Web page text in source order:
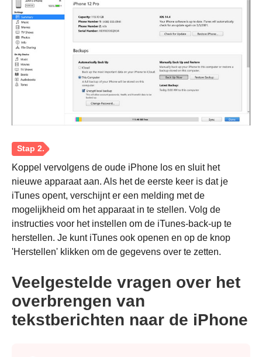
Koppel vervolgens de oude iPhone los en sluit het
nieuwe apparaat aan. Als het de eerste keer is dat je
iTunes opent, verschijnt er een melding met de
mogelijkheid om het apparaat in te stellen. Volg de
instructies voor het instellen om de iTunes-back-up te
herstellen. Je kunt iTunes ook openen en op de knop
'Herstellen' klikken om de gegevens over te zetten.
Veelgestelde vragen over het
overbrengen van
tekstberichten naar de iPhone